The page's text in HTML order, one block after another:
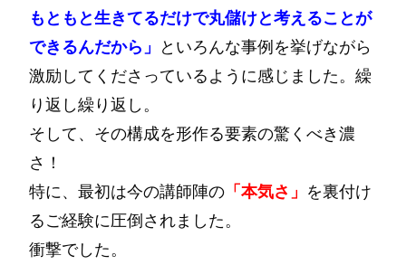
もともと生きてるだけで丸儲けと考えることが
できるんだから」 といろんな事例を挙げながら
激励してくださっているように感じました。繰
り返し繰り返し。
そして、その構成を形作る要素の驚くべき濃
さ！
特に、最初は今の講師陣の 「本気さ」 を裏付け
るご経験に圧倒されました。
衝撃でした。